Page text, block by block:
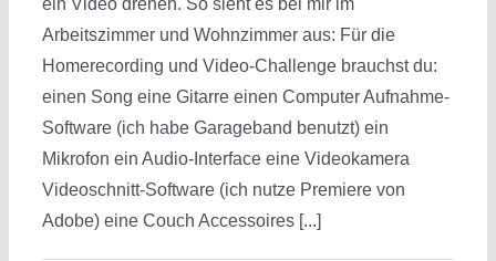
ein Video drehen. So sieht es bei mir im
Arbeitszimmer und Wohnzimmer aus: Für die
Homerecording und Video-Challenge brauchst du:
einen Song eine Gitarre einen Computer Aufnahme-
Software (ich habe Garageband benutzt) ein
Mikrofon ein Audio-Interface eine Videokamera
Videoschnitt-Software (ich nutze Premiere von
Adobe) eine Couch Accessoires [...]